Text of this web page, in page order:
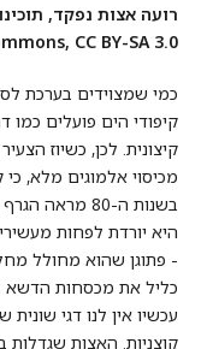
CC BY-SA 3.0
כמי שמצוידים בערכת
קיפודי הים פועלים
קיצונית. לכן, כשיוז
מכיסוי אלמוגים מלא,
בשנות ה-80
היא יורדת לפחות
- פתוגן שהוא מחולל
כליל את מכסחות הדשא
עכשיו אין לנו דגי
קוצניות. האצות